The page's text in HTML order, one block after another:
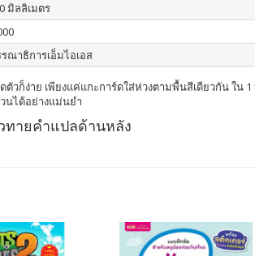
มิลลิเมตร
ณาธิการเอ็มไอเอส
ก็ง่าย เพียงแค่แกะการ์ดใส่ห่วงตามพื้นสีเดียวกัน ใน
นได้อย่างแม่นยำ
ายคำแปลด้านหลัง